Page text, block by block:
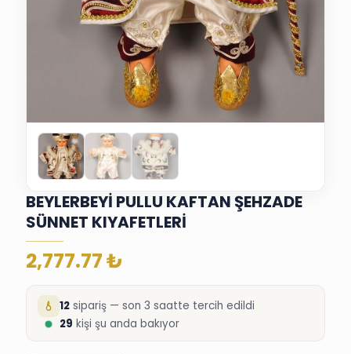
BEYLERBEYİ PULLU KAFTAN ŞEHZADE
SÜNNET KIYAFETLERİ
2,777.77₺
12 sipariş — son 3 saatte tercih edildi
29 kişi şu anda bakıyor